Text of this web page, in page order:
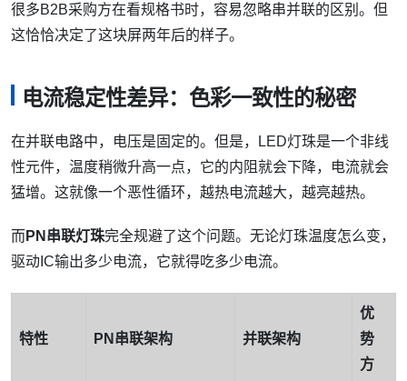
很多B2B采购方在看规格书时，容易忽略串并联的区别。但
这恰恰决定了这块屏两年后的样子。
电流稳定性差异：色彩一致性的秘密
在并联电路中，电压是固定的。但是，LED灯珠是一个非线
性元件，温度稍微升高一点，它的内阻就会下降，电流就会
猛增。这就像一个恶性循环，越热电流越大，越亮越热。
而 PN串联灯珠完全规避了这个问题。无论灯珠温度怎么变，
驱动IC输出多少电流，它就得吃多少电流。
特性 PN串联架构 并联架构
优
势
方